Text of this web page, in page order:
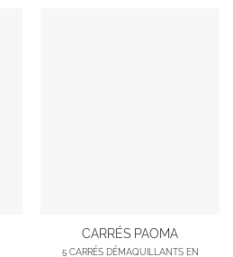
CARRÉS PAOMA
5 CARRÉS DÉMAQUILLANTS EN